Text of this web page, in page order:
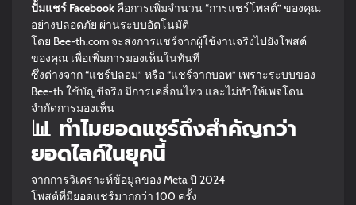
ปั้มแชร์ Facebook คือการเพิ่มจำนวน “การแชร์โพสต์” ของคุณ
อย่างปลอดภัย ผ่านระบบอัตโนมัติ
โดย Bee-th.com จะส่งการแชร์จากผู้ใช้งานจริงไปยังโพสต์
ของคุณ เพื่อเพิ่มการมองเห็นในทันที
ซึ่งต่างจาก “แชร์ปลอม” หรือ “แชร์จากบอท” เพราะระบบของ
Bee-th ใช้บัญชีจริง มีการเคลื่อนไหว และไม่ทำให้เพจโดน
จำกัดการมองเห็น
📊 ทำไมยอดแชร์ถึงสำคัญกว่า
ยอดไลค์ในยุคนี้
จากการวิเคราะห์ข้อมูลของ Meta ปี 2024
โพสต์ที่มียอดแชร์มากกว่า 100 ครั้ง